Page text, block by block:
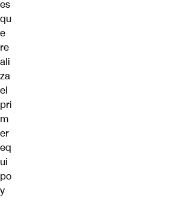
es
qu
e
re
ali
za
el
pri
m
er
eq
ui
po
y